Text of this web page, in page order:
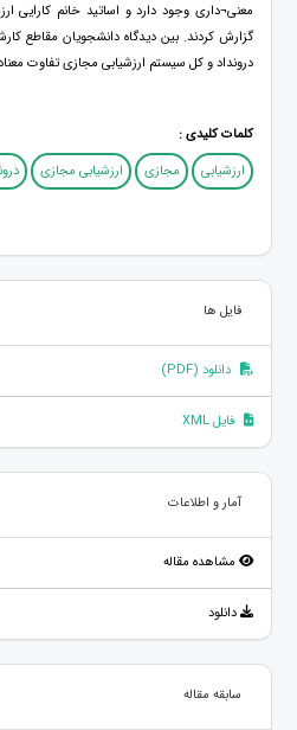
معنی¬داری وجود دارد و اساتید خانم کارایی
گزارش کردند. بین دیدگاه دانشجویان مقاطع
درونداد و کل سیستم ارزشیابی مجازی تفاوت
کلمات کلیدی :
ارزشیابی
مجازی ارزشیابی مجازی
فایل ها
دانلود (PDF)
فایل XML
آمار و اطلاعات
مشاهده مقاله
دانلود
سابقه مقاله